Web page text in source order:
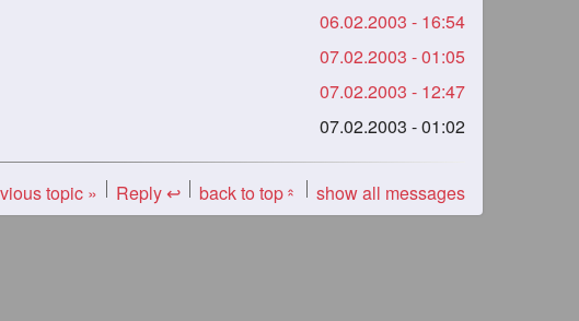
06.02.2003 - 16:54
07.02.2003 - 01:05
07.02.2003 - 12:47
07.02.2003 - 01:02
topic » Reply ↩ back to top« show all messages